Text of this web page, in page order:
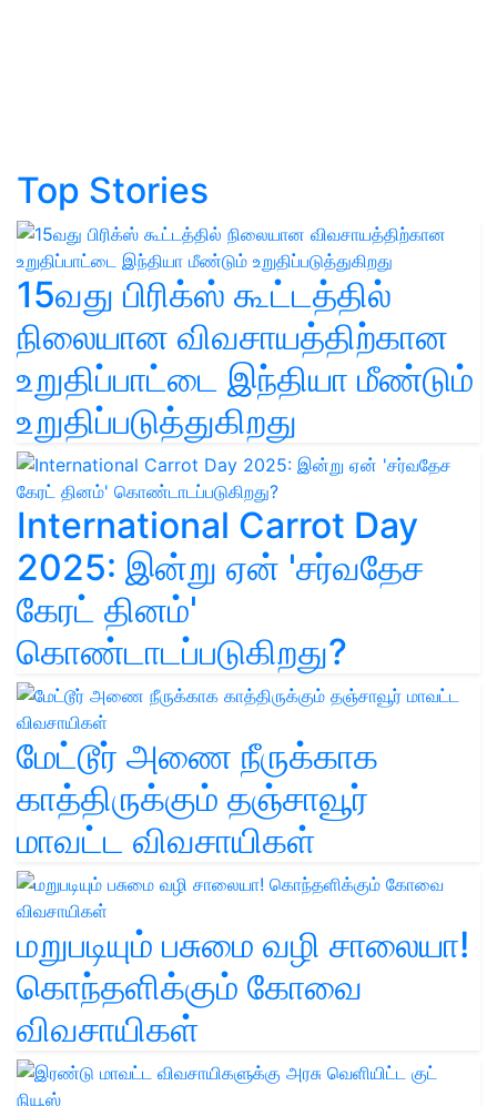
Top Stories
15வது பிரிக்ஸ் கூட்டத்தில்
நிலையான விவசாயத்திற்கான
உறுதிப்பாட்டை இந்தியா மீண்டும்
உறுதிப்படுத்துகிறது
International Carrot Day
2025: இன்று ஏன் 'சர்வதேச
கேரட் தினம்'
கொண்டாடப்படுகிறது?
மேட்டூர் அணை நீருக்காக
காத்திருக்கும் தஞ்சாவூர்
மாவட்ட விவசாயிகள்
மறுபடியும் பசுமை வழி சாலையா!
கொந்தளிக்கும் கோவை
விவசாயிகள்